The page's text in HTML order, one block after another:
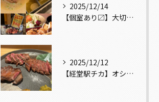
2025/12/14
【個室あり〼】大切な記念日、お祝い事でのご来店ぜひお待ちして...
2025/12/12
【経堂駅チカ】オシャレ居酒屋🏮自慢のお肉が楽しめる🐃お得なコ...